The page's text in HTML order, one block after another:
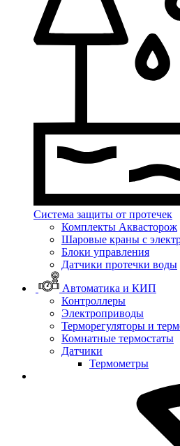
Система защиты от протечек
Комплекты Аквасторож
Шаровые краны с
Блоки управления
Датчики протечки воды
Автоматика и КИП
Контроллеры
Электроприводы
Терморегуляторы и
Комнатные термостаты
Датчики
Термометры